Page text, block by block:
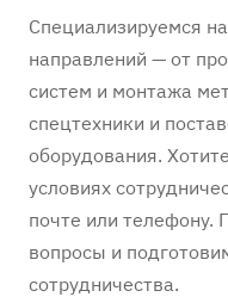
Специализируемся
направлений — от
систем и монтажа
спецтехники и
оборудования.
условиях
почте или телефону.
вопросы и
сотрудничества.